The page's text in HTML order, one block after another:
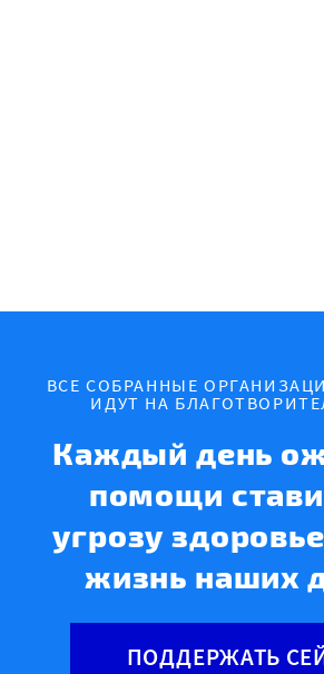
ВСЕ СОБРАННЫЕ
ИДУТ НА
Каждый день
помощи
угрозу
жизнь наших
ПОДДЕРЖАТЬ